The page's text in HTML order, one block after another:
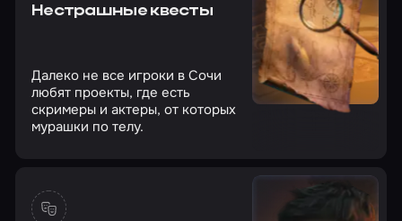
Нестрашные квесты
Далеко не все игроки в Сочи
любят проекты, где есть
скримеры и актеры, от которых
мурашки по телу.